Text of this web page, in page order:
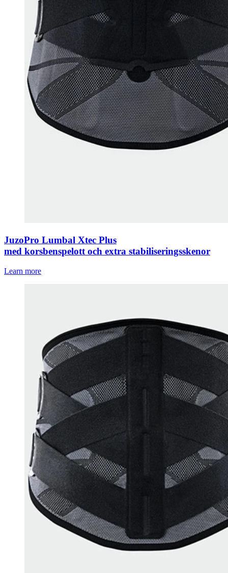
JuzoPro Lumbal Xtec Plus
med korsbenspelott och extra stabiliseringsskenor
Learn more